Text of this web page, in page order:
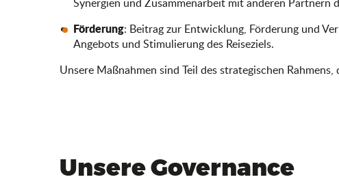
Förderung: Beitrag zur Entwicklung, Förderung und
Angebots und Stimulierung des Reiseziels.
Unsere Maßnahmen sind Teil des strategischen Rahmens,
Unsere Governance